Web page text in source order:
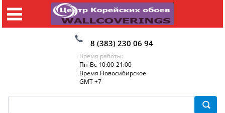
8 (383) 230 06 94
Время работы:
Пн-Вс 10:00-21:00
Время Новосибирское
GMT +7